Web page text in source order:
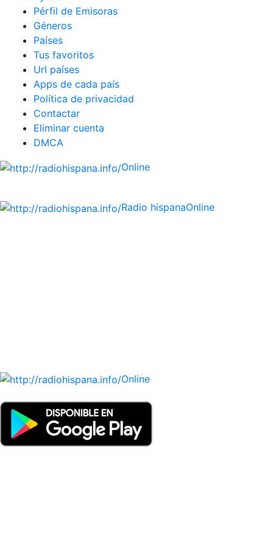
Pérfil de Emisoras
Géneros
Países
Tus favoritos
Url países
Apps de cada país
Política de privacidad
Contactar
Eliminar cuenta
DMCA
Online
Radio hispanaOnline
Online